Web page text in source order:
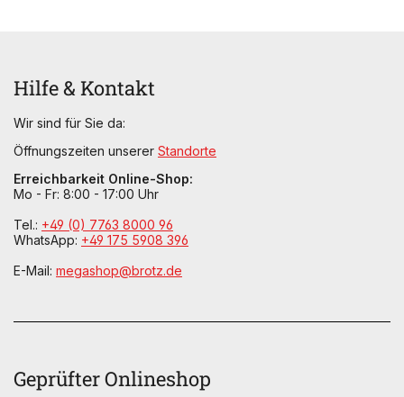
Hilfe & Kontakt
Wir sind für Sie da:
Öffnungszeiten unserer Standorte
Erreichbarkeit Online-Shop:
Mo - Fr: 8:00 - 17:00 Uhr
Tel.: +49 (0) 7763 8000 96
WhatsApp: +49 175 5908 396
E-Mail: megashop@brotz.de
Geprüfter Onlineshop